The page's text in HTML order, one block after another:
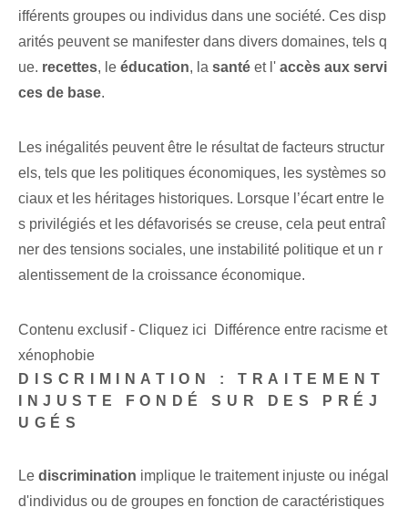
ifférents groupes ou individus dans une société. Ces disp
arités peuvent se manifester dans divers domaines, tels q
ue. recettes, le⁤ éducation, la santé et l' accès aux servi
ces de base.
Les inégalités peuvent être le résultat de facteurs structur
els, tels que les politiques économiques, les systèmes so
ciaux et les héritages historiques. Lorsque l’écart entre le
s privilégiés et les défavorisés se creuse, cela peut entraî
ner des tensions sociales, une instabilité politique et un r
alentissement de la croissance économique.
Contenu exclusif - Cliquez ici Différence entre racisme et
xénophobie
DISCRIMINATION : TRAITEMENT
INJUSTE FONDÉ SUR DES PRÉJ
UGÉS
Le discrimination ⁢implique le ⁢traitement injuste ou inégal
d'individus ⁢ou de groupes en fonction de caractéristiques‍